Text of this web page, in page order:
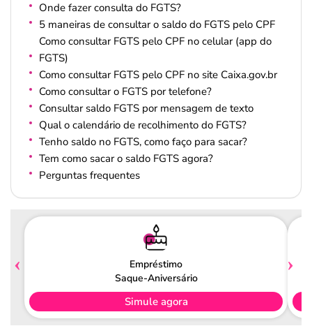
Onde fazer consulta do FGTS?
5 maneiras de consultar o saldo do FGTS pelo CPF
Como consultar FGTS pelo CPF no celular (app do
FGTS)
Como consultar FGTS pelo CPF no site Caixa.gov.br
Como consultar o FGTS por telefone?
Consultar saldo FGTS por mensagem de texto
Qual o calendário de recolhimento do FGTS?
Tenho saldo no FGTS, como faço para sacar?
Tem como sacar o saldo FGTS agora?
Perguntas frequentes
Empréstimo
Saque-Aniversário
Simule agora